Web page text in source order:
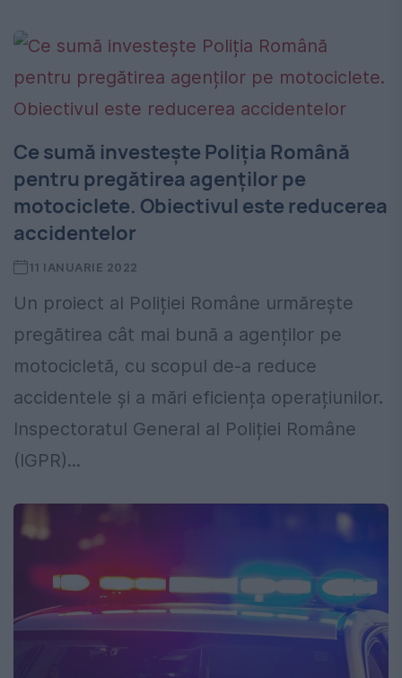
Ce sumă investește Poliția Română
pentru pregătirea agenților pe
motociclete. Obiectivul este reducerea
accidentelor
11 IANUARIE 2022
Un proiect al Poliției Române urmărește
pregătirea cât mai bună a agenților pe
motocicletă, cu scopul de-a reduce
accidentele și a mări eficiența operațiunilor.
Inspectoratul General al Poliției Române
(IGPR)...